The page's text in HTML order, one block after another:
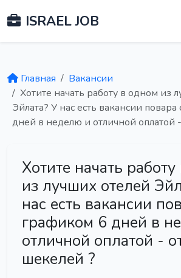
ISRAEL JOB
Главная
Вакансии
Хотите начать работу в одном из
Эйлата? У нас есть вакансии
дней в неделю и отличной оплатой
Хотите начать
из лучших отелей
нас есть вакансии
графиком 6 дней в
отличной оплатой -
шекелей ?